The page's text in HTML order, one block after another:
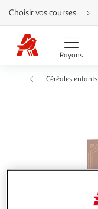
Aller
directement
au
contenu
Aller
directement
Aller
Choisir vos courses
Rayons
Céréales enfants